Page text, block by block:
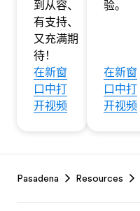
到从容、
有支持、
又充满期
待！
在新窗
口中打
开视频
验。
在新窗
口中打
开视频
Pasadena Resources